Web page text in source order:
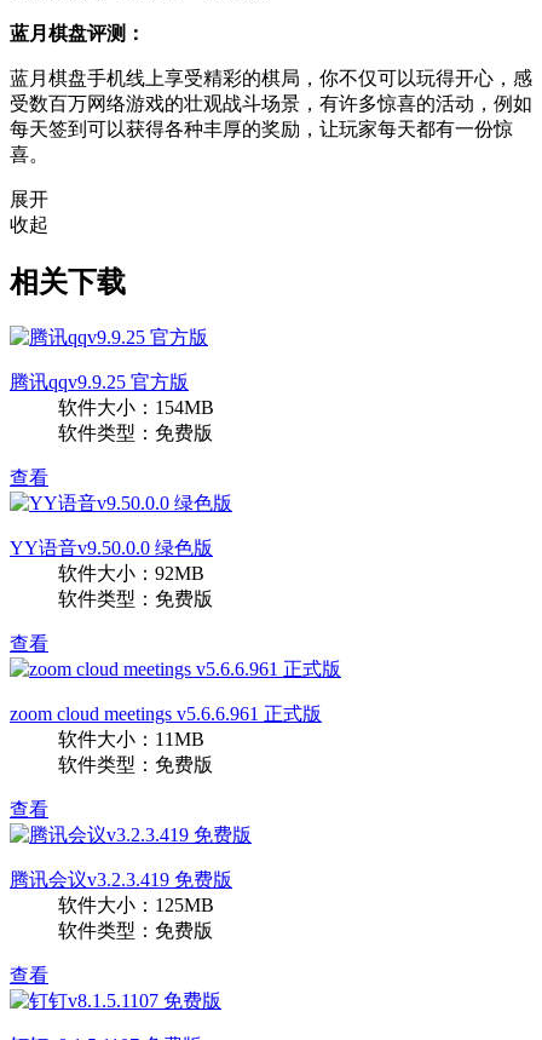
蓝月棋盘评测：
蓝月棋盘手机线上享受精彩的棋局，你不仅可以玩得开心，感
受数百万网络游戏的壮观战斗场景，有许多惊喜的活动，例如
每天签到可以获得各种丰厚的奖励，让玩家每天都有一份惊
喜。
展开
收起
相关下载
腾讯qqv9.9.25 官方版
软件大小：154MB
软件类型：免费版
查看
YY语音v9.50.0.0 绿色版
软件大小：92MB
软件类型：免费版
查看
zoom cloud meetings v5.6.6.961 正式版
软件大小：11MB
软件类型：免费版
查看
腾讯会议v3.2.3.419 免费版
软件大小：125MB
软件类型：免费版
查看